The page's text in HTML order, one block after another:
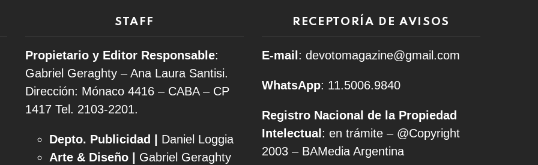
STAFF
Propietario y Editor Responsable:
Gabriel Geraghty – Ana Laura Santisi.
Dirección: Mónaco 4416 – CABA – CP
1417 Tel. 2103-2201.
Depto. Publicidad |
Daniel Loggia
Arte & Diseño | Gabriel Geraghty
RECEPTORÍA DE AVISOS
E-mail : devotomagazine@gmail.com
WhatsApp: 11.5006.9840
Registro Nacional de la Propiedad
Intelectual : en trámite – @Copyright
2003 – BAMedia Argentina